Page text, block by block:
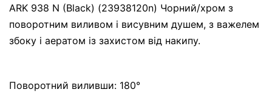
ARK 938 N (Black) (23938120n) Чорний/хром з
поворотним виливом і висувним душем, з важелем
збоку і аератом із захистом від накипу.
Поворотний виливши: 180°